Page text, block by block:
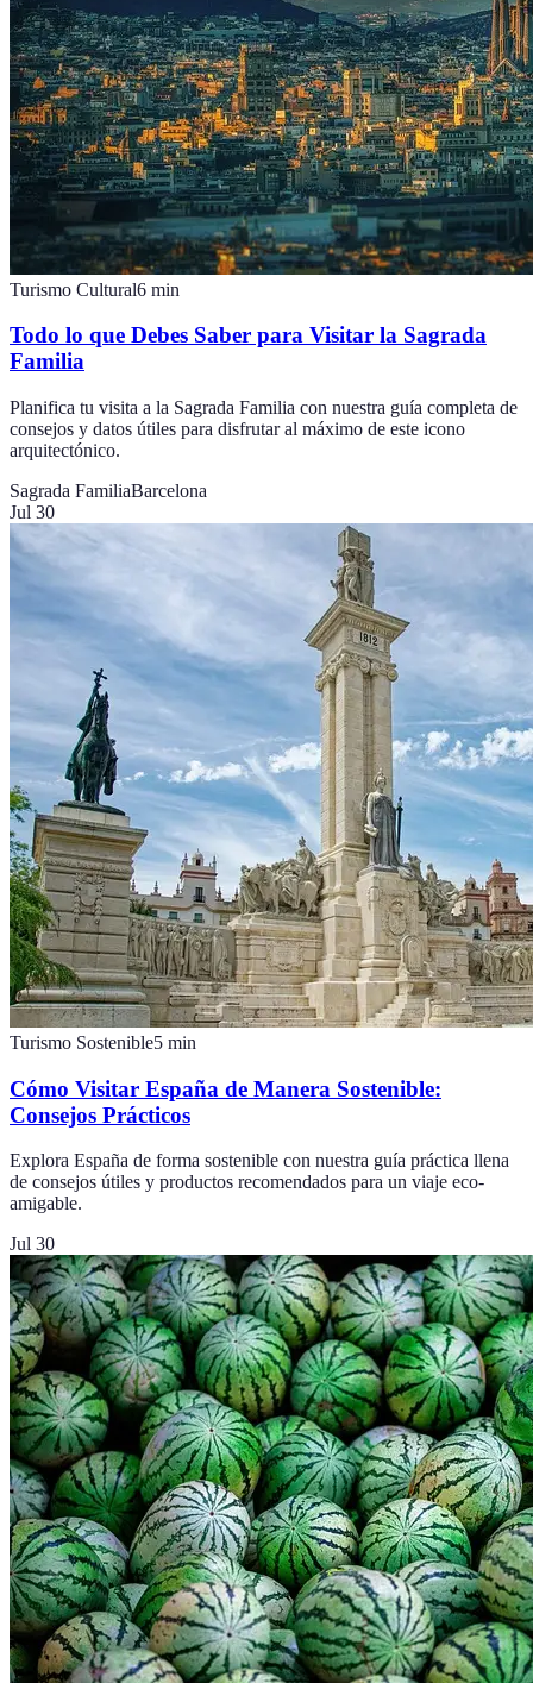
Turismo Cultural6 min
Todo lo que Debes Saber para Visitar la Sagrada
Familia
Planifica tu visita a la Sagrada Familia con nuestra guía completa de
consejos y datos útiles para disfrutar al máximo de este icono
arquitectónico.
Sagrada FamiliaBarcelona
Jul 30
Turismo Sostenible5 min
Cómo Visitar España de Manera Sostenible:
Consejos Prácticos
Explora España de forma sostenible con nuestra guía práctica llena
de consejos útiles y productos recomendados para un viaje eco-
amigable.
Jul 30